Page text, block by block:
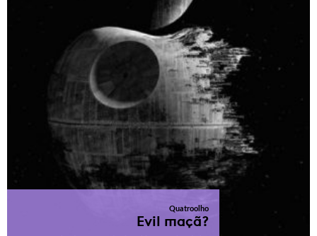
Quatroolho
Evil maçã?